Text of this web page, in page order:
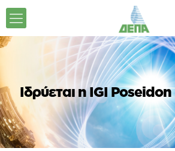
Ιδρύεται η IGI Poseidon